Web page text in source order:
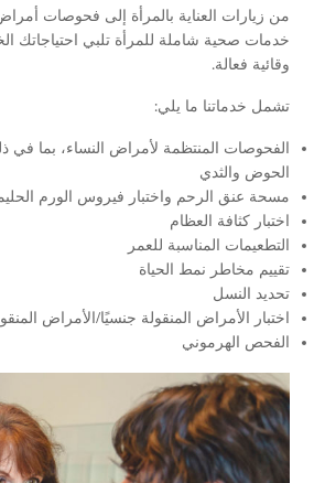
العناية بالمرأة إلى فحوصات أمراض النساء،
صحية شاملة للمرأة تلبي احتياجاتك الخاصة
فعالة.
ما يلي:
المنتظمة لأمراض النساء، بما في ذلك
والثدي
الرحم واختبار فيروس الورم الحليمي البشري
كثافة العظام
المناسبة للعمر
مخاطر نمط الحياة
النسل
الأمراض المنقولة جنسيًا/الأمراض المنقولة جنسيًا
الهرموني